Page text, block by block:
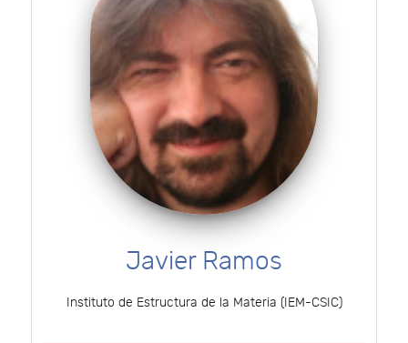
Javier Ramos
Instituto de Estructura de la Materia (IEM-CSIC)